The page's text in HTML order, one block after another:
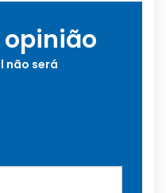
opinião
não será